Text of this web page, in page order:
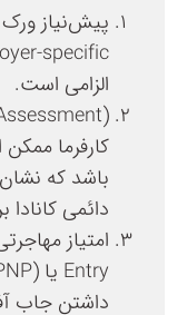
پیش‌نیاز
الزامی است.
باشد که
دائمی